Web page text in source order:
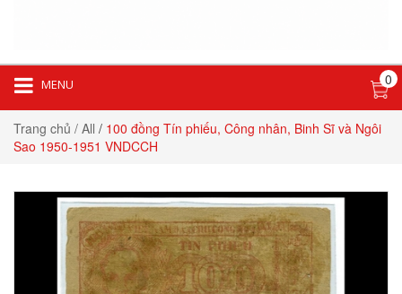
MENU 0
Trang chủ / All / 100 đồng Tín phiếu, Công nhân, Binh Sĩ và Ngôi
Sao 1950-1951 VNDCCH